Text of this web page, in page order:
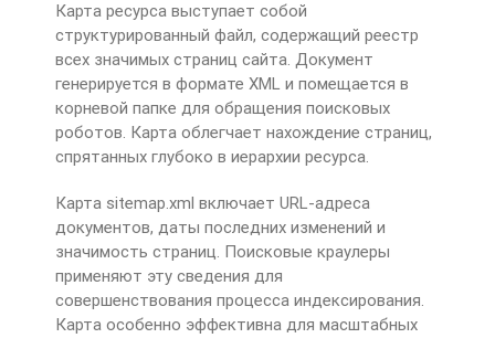
Карта ресурса выступает собой
структурированный файл, содержащий реестр
всех значимых страниц сайта. Документ
генерируется в формате XML и помещается в
корневой папке для обращения поисковых
роботов. Карта облегчает нахождение страниц,
спрятанных глубоко в иерархии ресурса.
Карта sitemap.xml включает URL-адреса
документов, даты последних изменений и
значимость страниц. Поисковые краулеры
применяют эту сведения для
совершенствования процесса индексирования.
Карта особенно эффективна для масштабных